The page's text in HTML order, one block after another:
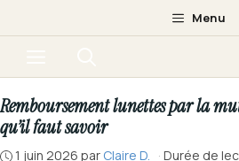
au
Menu
Remboursement lunettes par la
qu’il faut savoir
1 juin 2026 par Claire D. · Durée de